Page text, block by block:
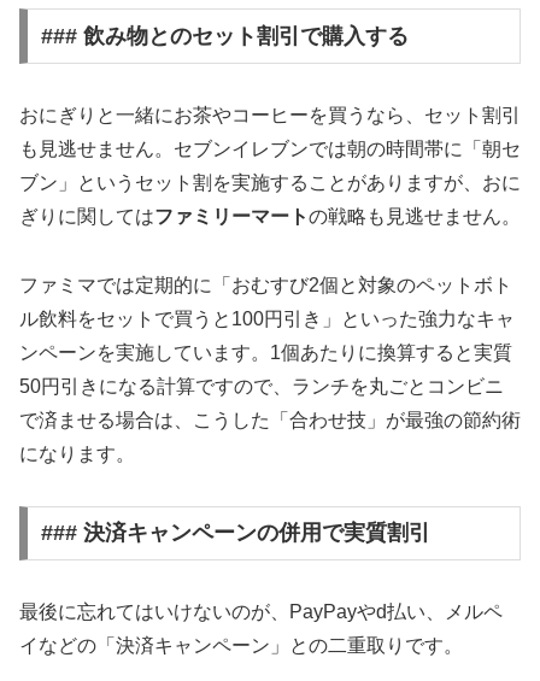
### 飲み物とのセット割引で購入する
おにぎりと一緒にお茶やコーヒーを買うなら、セット割引
も見逃せません。セブンイレブンでは朝の時間帯に「朝セ
ブン」というセット割を実施することがありますが、おに
ぎりに関してはファミリーマートの戦略も見逃せません。
ファミマでは定期的に「おむすび2個と対象のペットボト
ル飲料をセットで買うと100円引き」といった強力なキャ
ンペーンを実施しています。1個あたりに換算すると実質
50円引きになる計算ですので、ランチを丸ごとコンビニ
で済ませる場合は、こうした「合わせ技」が最強の節約術
になります。
### 決済キャンペーンの併用で実質割引
最後に忘れてはいけないのが、PayPayやd払い、メルペ
イなどの「決済キャンペーン」との二重取りです。